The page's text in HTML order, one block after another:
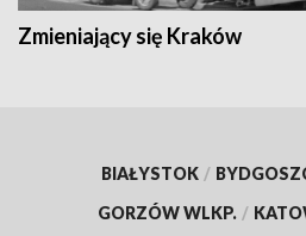
Zmieniający się Kraków
BIAŁYSTOK /
GORZÓW WLKP. /